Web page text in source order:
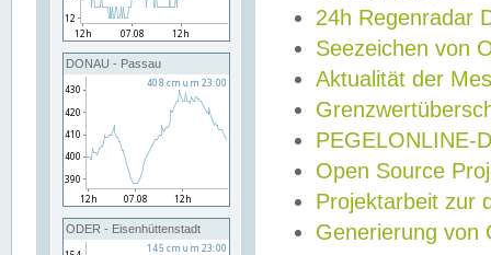
DONAU - Passau
ODER - Eisenhüttenstadt
24h Regenradar
Seezeichen von
Aktualität der
PEGELONLINE-
Open Source
Projektarbeit zur
Generierung von